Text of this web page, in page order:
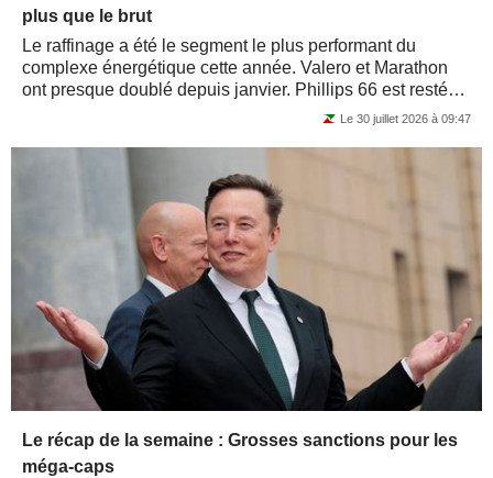
plus que le brut
Le raffinage a été le segment le plus performant du
complexe énergétique cette année. Valero et Marathon
ont presque doublé depuis janvier. Phillips 66 est resté
Le 30 juillet 2026 à 09:47
Le récap de la semaine : Grosses sanctions pour les
méga-caps